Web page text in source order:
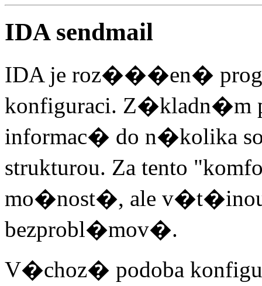
IDA sendmail
IDA je roz���en�
konfiguraci.
informac� do n�kolika
strukturou. Za tento
mo�nost�, ale
bezprobl�mov�.
V�choz� podoba